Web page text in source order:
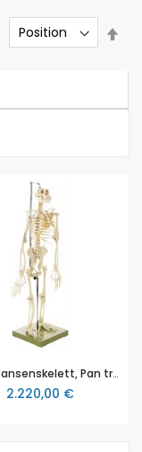
Schimpansenskelett, Pan troglodytes, männlich, nach der Natur modelliert aus patentierten SOMSO-Plast® (ZoS 53/110-4), aufrecht stehend montiert, Alter ca. 12 Jahre
2.220,00 €